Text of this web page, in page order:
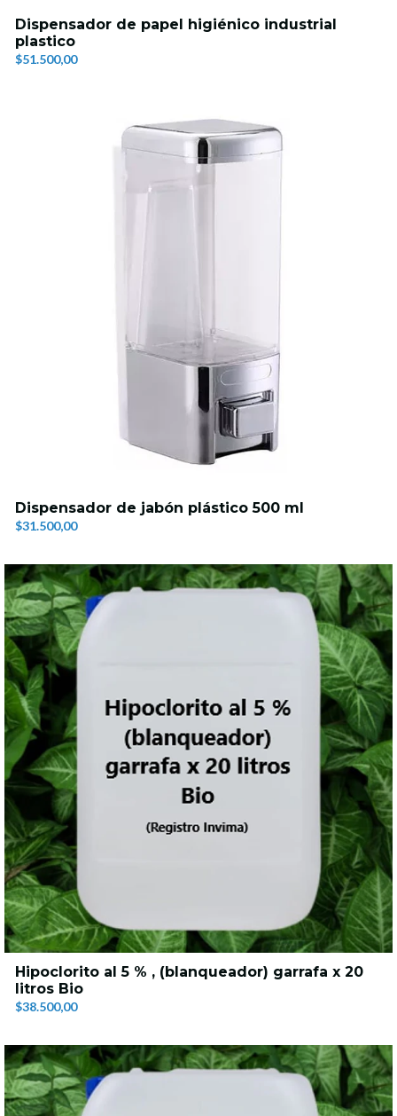
Dispensador de papel higiénico industrial
plastico
$51.500,00
Dispensador de jabón plástico 500 ml
$31.500,00
Hipoclorito al 5 % , (blanqueador) garrafa x 20
litros Bio
$38.500,00